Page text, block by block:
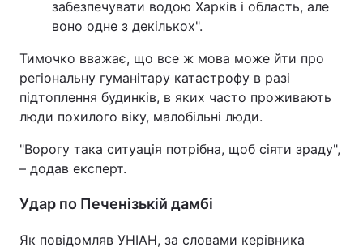
забезпечувати водою Харків і область, але
воно одне з декількох".
Тимочко вважає, що все ж мова може йти про
регіональну гуманітару катастрофу в разі
підтоплення будинків, в яких часто проживають
люди похилого віку, малобільні люди.
"Ворогу така ситуація потрібна, щоб сіяти зраду",
– додав експерт.
Удар по Печенізькій дамбі
Як повідомляв УНІАН, за словами керівника